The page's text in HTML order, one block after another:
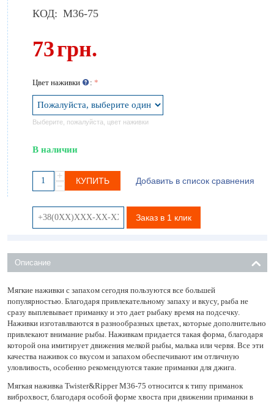
КОД: M36-75
73грн.
Цвет наживки :
Выберите, пожалуйста, цвет наживки
В наличии
+
−
КУПИТЬ Добавить в список сравнения
Заказ в 1 клик
Описание
Мягкие наживки с запахом сегодня пользуются все большей
популярностью. Благодаря привлекательному запаху и вкусу, рыба не
сразу выплевывает приманку и это дает рыбаку время на подсечку.
Наживки изготавлваются в разнообразных цветах, которые дополнительно
привлекают внимание рыбы. Наживкам придается такая форма, благодаря
которой она имитирует движения мелкой рыбы, малька или червя. Все эти
качества наживок со вкусом и запахом обеспечивают им отличную
уловливость, особенно рекомендуются такие приманки для джига.
Мягкая наживка Twister&Ripper M36-75 относится к типу приманок
виброхвост, благодаря особой форме хвоста при движении приманки в